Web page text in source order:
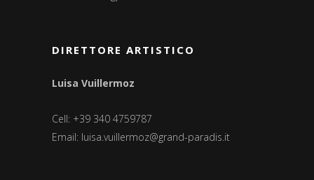
DIRETTORE ARTISTICO
Luisa Vuillermoz
Cell: +39 340 4759787
Email: luisa.vuillermoz@grand-paradis.it